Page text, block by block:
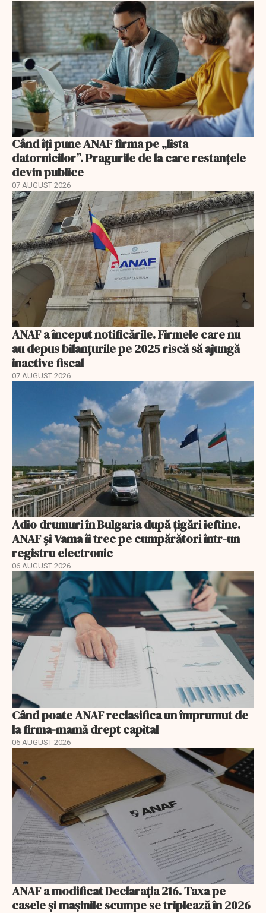
Când îți pune ANAF firma pe „lista
datornicilor”. Pragurile de la care restanțele
devin publice
07 AUGUST 2026
ANAF a început notificările. Firmele care nu
au depus bilanțurile pe 2025 riscă să ajungă
inactive fiscal
07 AUGUST 2026
Adio drumuri în Bulgaria după țigări ieftine.
ANAF și Vama îi trec pe cumpărători într-un
registru electronic
06 AUGUST 2026
Când poate ANAF reclasifica un împrumut de
la firma-mamă drept capital
06 AUGUST 2026
ANAF a modificat Declarația 216. Taxa pe
casele și mașinile scumpe se triplează în 2026